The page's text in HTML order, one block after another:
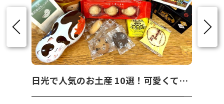
日光で人気のお土産 10選！可愛くて美味しいお菓子を紹介！